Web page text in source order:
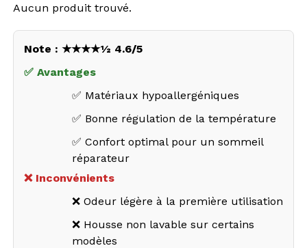
Aucun produit trouvé.
Note : ★★★★½ 4.6/5
✅ Avantages
✅ Matériaux hypoallergéniques
✅ Bonne régulation de la température
✅ Confort optimal pour un sommeil
réparateur
❌ Inconvénients
❌ Odeur légère à la première utilisation
❌ Housse non lavable sur certains
modèles